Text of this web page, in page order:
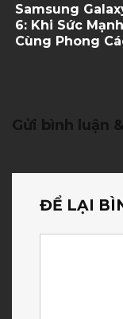
Samsung
6: Khi Sức
Cùng Phong
Gửi bình luận
ĐỂ LẠI